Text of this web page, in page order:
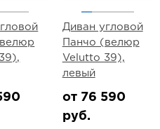
Диван угловой
Панчо (велюр
Velutto 39),
левый
от 76 590
руб.